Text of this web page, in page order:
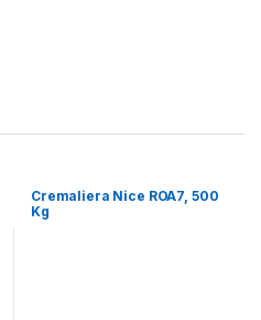
Cremaliera Nice ROA7, 500
Kg